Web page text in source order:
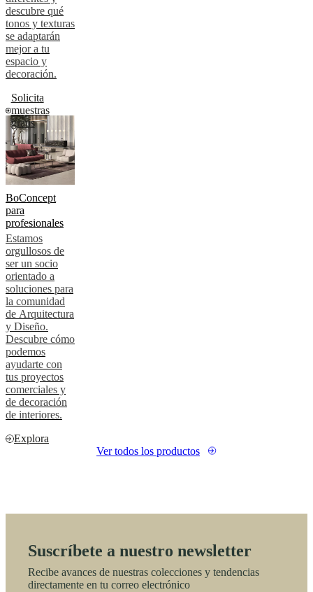
descubre qué
tonos y texturas
se adaptarán
mejor a tu
espacio y
decoración.
Solicita
muestras
gratis
BoConcept
para
profesionales
Estamos
orgullosos de
ser un socio
orientado a
soluciones para
la comunidad
de Arquitectura
y Diseño.
Descubre cómo
podemos
ayudarte con
tus proyectos
comerciales y
de decoración
de interiores.
Explora
Ver todos los productos
Suscríbete a nuestro newsletter
Recibe avances de nuestras colecciones y tendencias
directamente en tu correo electrónico